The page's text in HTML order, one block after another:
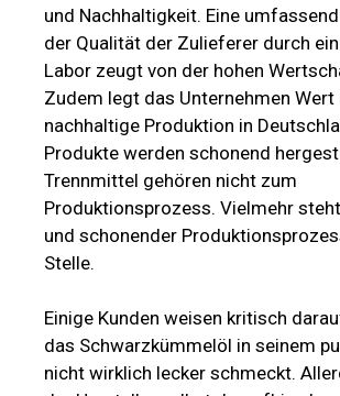
und Nachhaltigkeit. Eine
der Qualität der Zulieferer durch
Labor zeugt von der hohen
Zudem legt das Unternehmen Wert
nachhaltige Produktion in
Produkte werden schonend
Trennmittel gehören nicht zum
Produktionsprozess. Vielmehr
und schonender
Stelle.
Einige Kunden weisen kritisch
das Schwarzkümmelöl in seinem
nicht wirklich lecker schmeckt.